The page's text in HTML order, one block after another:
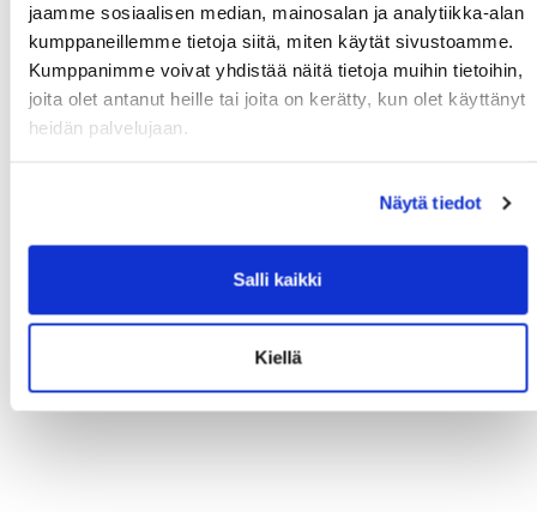
jaamme sosiaalisen median, mainosalan ja analytiikka-alan
kumppaneillemme tietoja siitä, miten käytät sivustoamme.
Kumppanimme voivat yhdistää näitä tietoja muihin tietoihin,
joita olet antanut heille tai joita on kerätty, kun olet käyttänyt
heidän palvelujaan.
Näytä tiedot
Salli kaikki
Kiellä